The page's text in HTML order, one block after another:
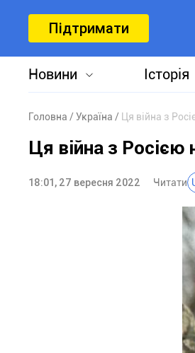
Підтримати
Новини Історія
Головна Україна Ця війна з
Ця війна з Росією
18:01, 27 вересня 2022 Читати